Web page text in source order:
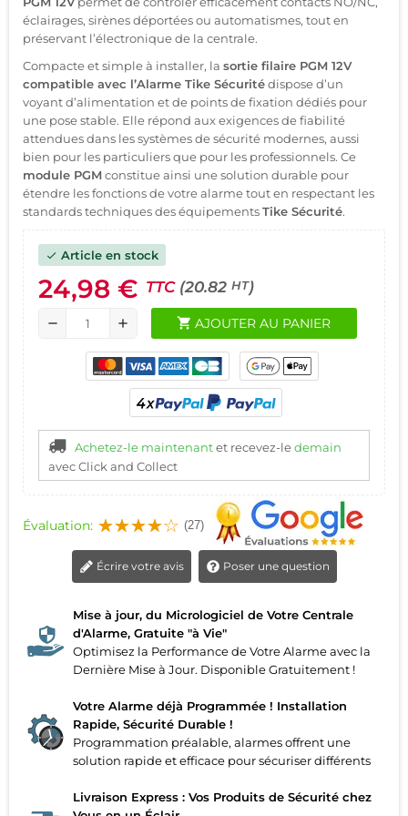
éclairages, sirènes déportées ou automatismes, tout en
préservant l’électronique de la centrale.
Compacte et simple à installer, la sortie filaire PGM 12V
compatible avec l’Alarme Tike Sécuritédispose d’un
voyant d’alimentation et de points de fixation dédiés pour
une pose stable. Elle répond aux exigences de fiabilité
attendues dans les systèmes de sécurité modernes, aussi
bien pour les particuliers que pour les professionnels. Ce
module PGMconstitue ainsi une solution durable pour
étendre les fonctions de votre alarme tout en respectant les
standards techniques des équipementsTike Sécurité.
check Article en stock
24,98 € TTC (20.82 HT)
remove add shopping_cart AJOUTER AU PANIER
Achetez-le maintenantet recevez-ledemain
avec Click and Collect
Évaluation: (27)
Écrire votre avis Poser une question
Mise à jour, du Micrologiciel de Votre Centrale
d'Alarme, Gratuite "à Vie"
Optimisez la Performance de Votre Alarme avec la
Dernière Mise à Jour. Disponible Gratuitement !
Votre Alarme déjà Programmée ! Installation
Rapide, Sécurité Durable !
Programmation préalable, alarmes offrent une
solution rapide et efficace pour sécuriser différents
Livraison Express : Vos Produits de Sécurité chez